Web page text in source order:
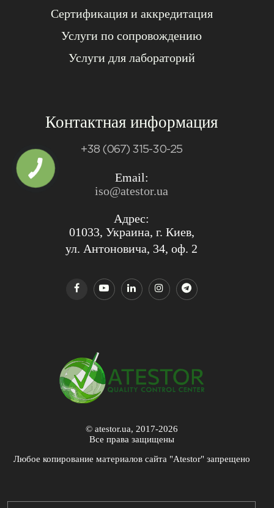
Сертификация и аккредитация
Услуги по сопровождению
Услуги для лабораторий
Контактная информация
+38 (067) 315-30-25
Email:
iso@atestor.ua
Адрес:
01033, Украина, г. Киев,
ул. Антоновича, 34, оф. 2
© atestor.ua, 2017-2026
Все права защищены
Любое копирование материалов сайта "Atestor" запрещено